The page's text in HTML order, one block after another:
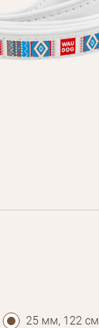
Оплата і доставка
лояльності
Про Нас
25 мм, 122 см